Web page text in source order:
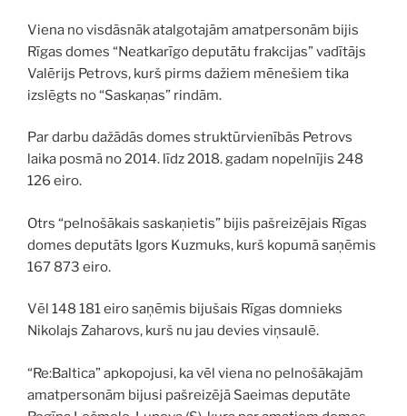
Viena no visdāsnāk atalgotajām amatpersonām bijis
Rīgas domes “Neatkarīgo deputātu frakcijas” vadītājs
Valērijs Petrovs, kurš pirms dažiem mēnešiem tika
izslēgts no “Saskaņas” rindām.
Par darbu dažādās domes struktūrvienībās Petrovs
laika posmā no 2014. līdz 2018. gadam nopelnījis 248
126 eiro.
Otrs “pelnošākais saskaņietis” bijis pašreizējais Rīgas
domes deputāts Igors Kuzmuks, kurš kopumā saņēmis
167 873 eiro.
Vēl 148 181 eiro saņēmis bijušais Rīgas domnieks
Nikolajs Zaharovs, kurš nu jau devies viņsaulē.
“Re:Baltica” apkopojusi, ka vēl viena no pelnošākajām
amatpersonām bijusi pašreizējā Saeimas deputāte